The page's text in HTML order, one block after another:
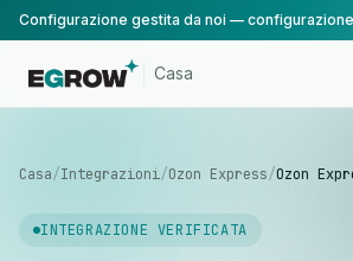
Casa
Casa/Integrazioni/Ozon Express/Ozon
INTEGRAZIONE VERIFICATA